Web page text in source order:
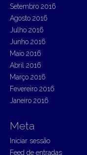
Setembro 2016
Agosto 2016
Julho 2016
Junho 2016
Maio 2016
Abril 2016
Março 2016
Fevereiro 2016
Janeiro 2016
Meta
Iniciar sessão
Feed de entradas